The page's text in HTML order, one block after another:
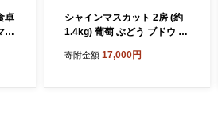
卓
ス
シャインマスカット 2房 (約
1.4kg) 葡萄 ぶどう ブドウ フ
の果物 旬のフルーツ 香川 香
寄附金額 17,000円